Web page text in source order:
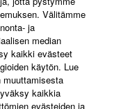
Välitämme
ja
median
kaikki evästeet
käytön. Lue
kaikkia
evästeiden ja